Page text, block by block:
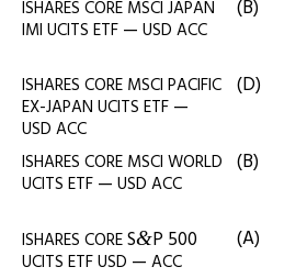
ISHARES CORE MSCI JAPAN
IMI UCITS ETF — USD ACC
(B)
ISHARES CORE MSCI PACIFIC
EX-JAPAN UCITS ETF —
USD ACC
(D)
ISHARES CORE MSCI WORLD
UCITS ETF — USD ACC
(B)
ISHARES CORES&P 500
UCITS ETFUSD — ACC
(A)